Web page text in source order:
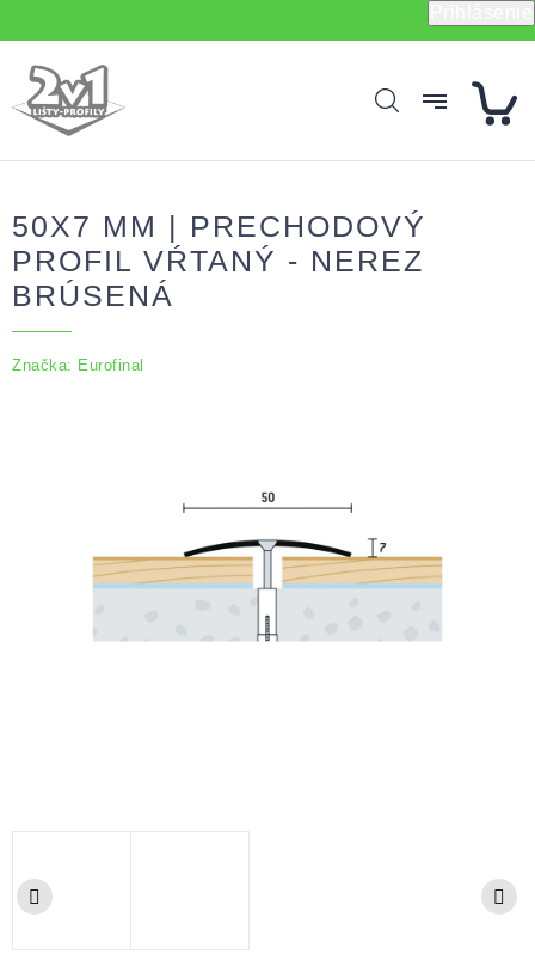
50X7 MM | PRECHODOVÝ
PROFIL VŔTANÝ - NEREZ
BRÚSENÁ
Značka: Eurofinal